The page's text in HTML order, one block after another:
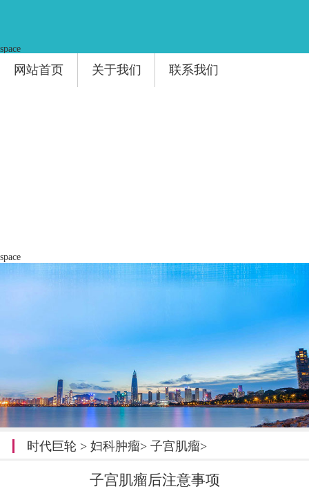
space
网站首页 关于我们 联系我们
space
时代巨轮 > 妇科肿瘤> 子宫肌瘤>
子宫肌瘤后注意事项